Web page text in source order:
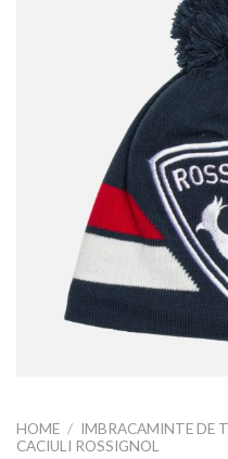
HOME / IMBRACAMINTE DE
CACIULI ROSSIGNOL